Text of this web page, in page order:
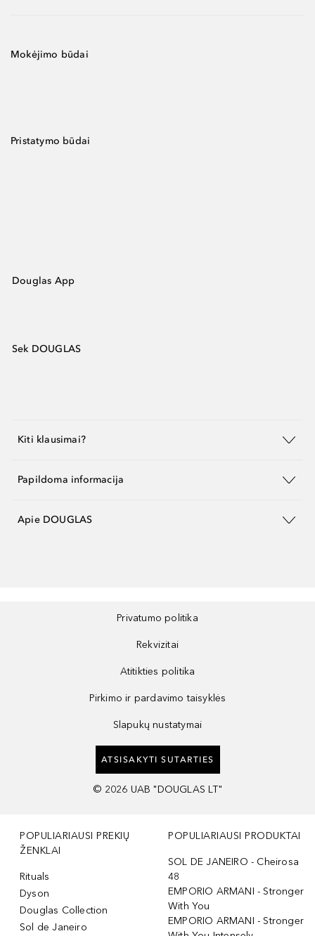
Mokėjimo būdai
Pristatymo būdai
Douglas App
Sek DOUGLAS
Kiti klausimai?
Papildoma informacija
Apie DOUGLAS
Privatumo politika
Rekvizitai
Atitikties politika
Pirkimo ir pardavimo taisyklės
Slapukų nustatymai
ATSISAKYTI SUTARTIES
© 2026 UAB "DOUGLAS LT"
POPULIARIAUSI PREKIŲ
ŽENKLAI
Rituals
Dyson
Douglas Collection
Sol de Janeiro
POPULIARIAUSI PRODUKTAI
SOL DE JANEIRO - Cheirosa
48
EMPORIO ARMANI - Stronger
With You
EMPORIO ARMANI - Stronger